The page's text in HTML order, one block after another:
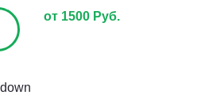
от 1500 Руб.